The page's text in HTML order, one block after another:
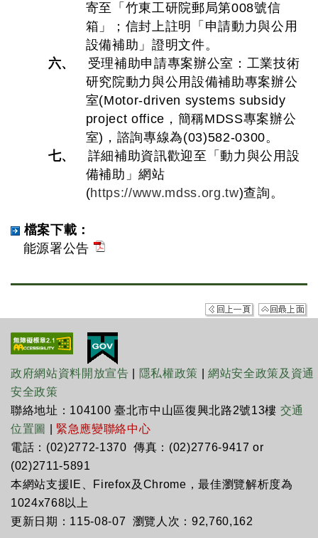
寄至「竹東工研院郵局第008號信
箱」；信封上註明「申請動力與公用
設備補助」證明文件。
六、 受理補助申請專案辦公室：工業技術
研究院動力與公用設備補助專案辦公
室(Motor-driven systems subsidy
project office，簡稱MDSS專案辦公
室)，諮詢專線為(03)582-0300。
七、 詳細補助資訊歡迎至「動力與公用設
備補助」網站
(https://www.mdss.org.tw)查詢。
檔案下載：
能源署公告
政府網站資料開放宣告 隱私權政策 |網站安全政策及資通
安全政策
聯絡地址：104100 臺北市中山區復興北路2號13樓 交通
位置圖
緊急應變聯絡中心
電話：(02)2772-1370 傳真：(02)2776-9417 or
(02)2711-5891
本網站支援IE、Firefox及Chrome，最佳瀏覽解析度為
1024x768以上
更新日期：115-08-07 瀏覽人次：92,760,162